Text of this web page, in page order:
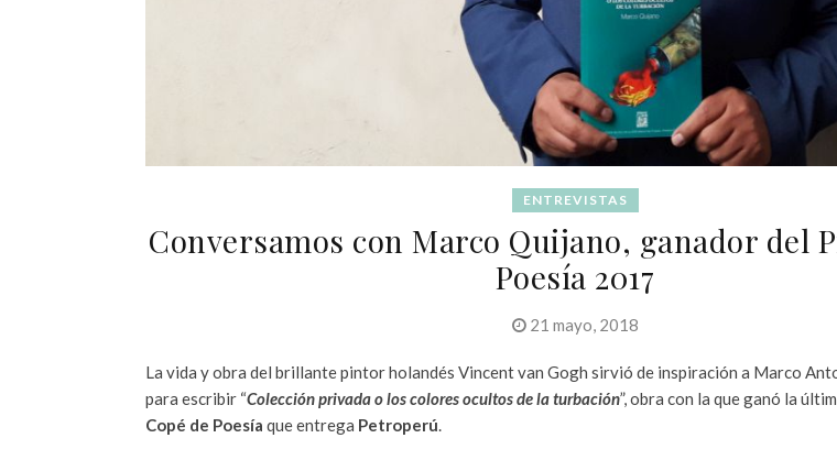
ENTREVISTAS
Conversamos con Marco Quijano, ganador del
Poesía 2017
21 mayo, 2018
La vida y obra del brillante pintor holandés Vincent van Gogh sirvió de inspiración a Marco
para escribir “Colección privada o los colores ocultos de la turbación”, obra con la que ganó la
Copé de Poesía que entrega Petroperú.